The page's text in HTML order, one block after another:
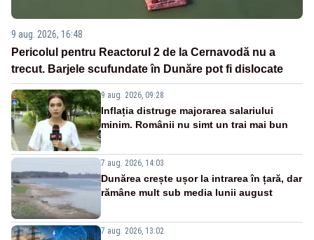
9 aug. 2026, 16:48
Pericolul pentru Reactorul 2 de la Cernavodă nu a
trecut. Barjele scufundate în Dunăre pot fi dislocate
9 aug. 2026, 09:28
Inflația distruge majorarea salariului
minim. Românii nu simt un trai mai bun
7 aug. 2026, 14:03
Dunărea crește ușor la intrarea în țară, dar
rămâne mult sub media lunii august
7 aug. 2026, 13:02